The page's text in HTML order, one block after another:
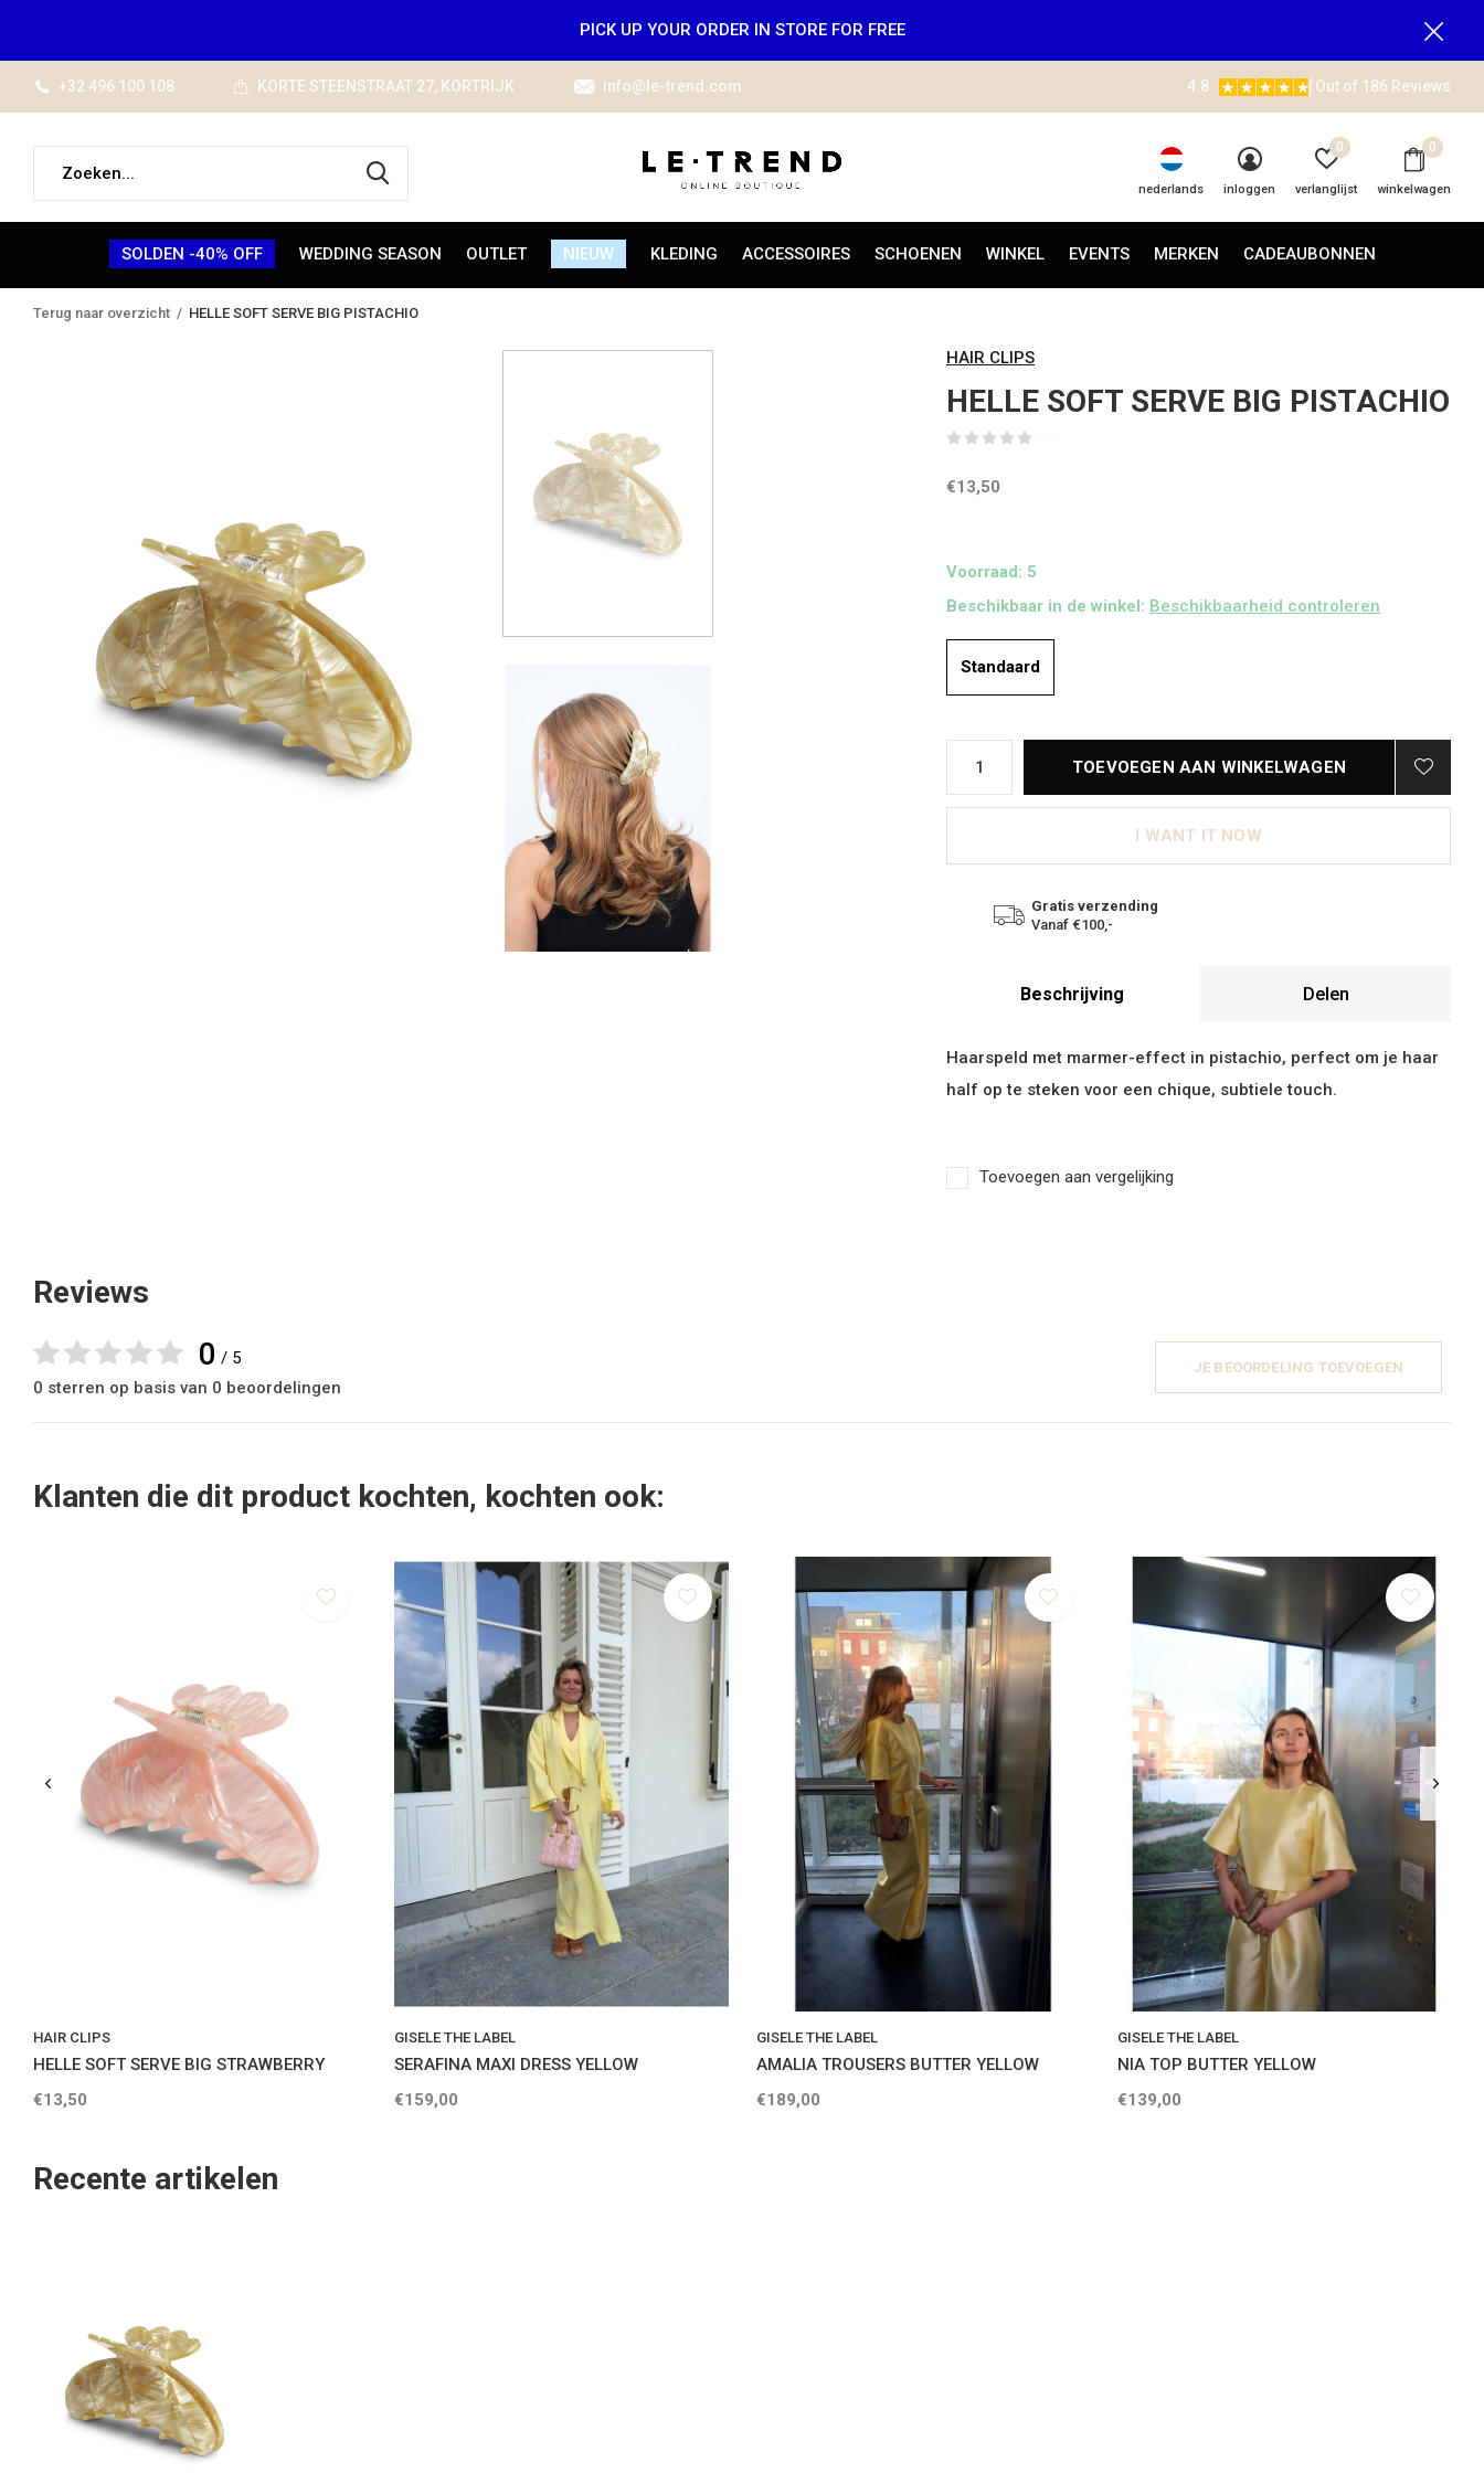
SOLDEN -40% OFF WEDDING SEASON OUTLET NIEUW KLEDING ACCESSOIRES SCHOENEN WINKEL EVENTS MERKEN CADEAUBONNEN
nederlands inloggen verlanglijst
0
winkelwagen
0
+32 496 100 108 KORTE STEENSTRAAT 27, KORTRIJK info@le-trend.com 4.8 Out of 186 Reviews
PICK UP YOUR ORDER IN STORE FOR FREE
Terug naar overzicht HELLE SOFT SERVE BIG PISTACHIO
HAIR CLIPS
HELLE SOFT SERVE BIG PISTACHIO
€13,50
Voorraad: 5
Beschikbaar in de winkel: Beschikbaarheid controleren
Standaard
TOEVOEGEN AAN WINKELWAGEN
I WANT IT NOW
Gratis verzending
Vanaf €100,-
Beschrijving Delen
Haarspeld met marmer-effect in pistachio, perfect om je haar
half op te steken voor een chique, subtiele touch.
Toevoegen aan vergelijking
Reviews
0 / 5
0 sterren op basis van 0 beoordelingen
JE BEOORDELING TOEVOEGEN
Klanten die dit product kochten, kochten ook:
HAIR CLIPS
HELLE SOFT SERVE BIG STRAWBERRY
€13,50
GISELE THE LABEL
SERAFINA MAXI DRESS YELLOW
€159,00
GISELE THE LABEL
AMALIA TROUSERS BUTTER YELLOW
€189,00
GISELE THE LABEL
NIA TOP BUTTER YELLOW
€139,00
Recente artikelen